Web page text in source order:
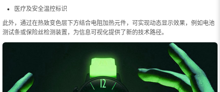
医疗及安全温控标识
此外，通过在热致变色层下方结合电阻加热元件，可实现动态显示效果，例如电池
测试条或保险丝检测装置，为信息可视化提供了新的技术路径。